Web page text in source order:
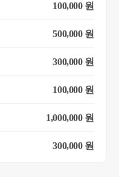
100,000 원
500,000 원
300,000 원
100,000 원
1,000,000 원
300,000 원